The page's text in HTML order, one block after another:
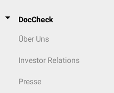
DocCheck
Über Uns
Investor Relations
Presse